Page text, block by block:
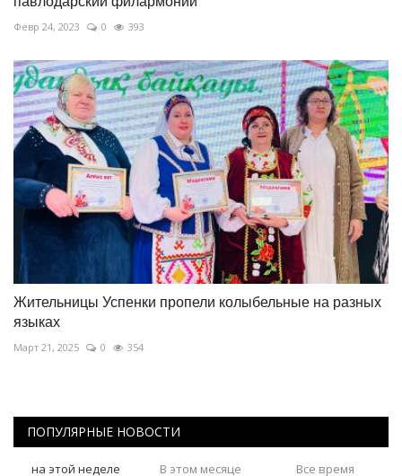
Февр 24, 2023 0 393
Жительницы Успенки пропели колыбельные на разных
языках
Март 21, 2025 0 354
ПОПУЛЯРНЫЕ НОВОСТИ
на этой неделе В этом месяце Все время